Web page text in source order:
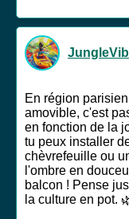
En région
amovible, c'est
en fonction de la
tu peux installer
chèvrefeuille ou
l'ombre en
balcon ! Pense
la culture en pot.